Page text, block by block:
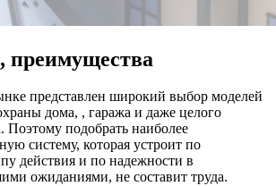
представлен широкий выбор моделей
дома, , гаража и даже целого
Поэтому подобрать наиболее
систему, которая устроит по
действия и по надежности в
ожиданиями, не составит труда.